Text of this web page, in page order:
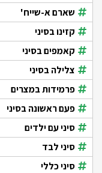
שארם א-שייח'
קזינו בסיני
קאמפים בסיני
צלילה בסיני
פרמידות במצרים
פעם ראשונה בסיני
סיני עם ילדים
סיני לבד
סיני כללי